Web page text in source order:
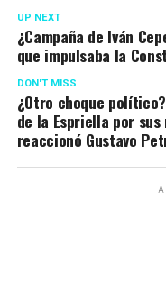
UP NEXT
¿Campaña de Iván
que impulsaba la
DON'T MISS
¿Otro choque
de la Espriella por
reaccionó Gustavo